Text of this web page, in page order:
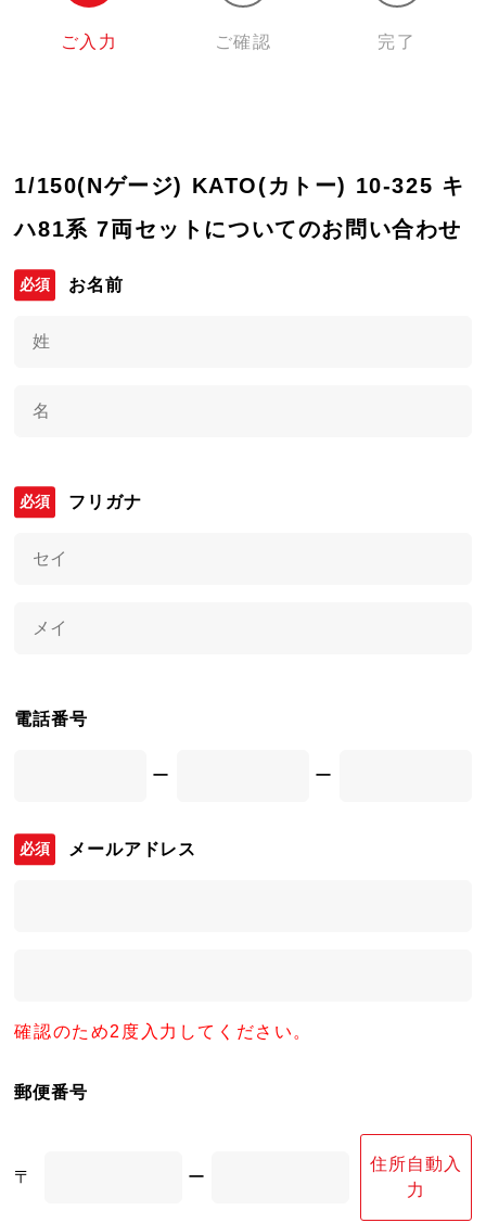
ご入力 ご確認 完了
1/150(Nゲージ) KATO(カトー) 10-325 キ
ハ81系 7両セットについてのお問い合わせ
お名前
フリガナ
電話番号
ー ー
メールアドレス
確認のため2度入力してください。
郵便番号
〒 ー
住所自動入
力